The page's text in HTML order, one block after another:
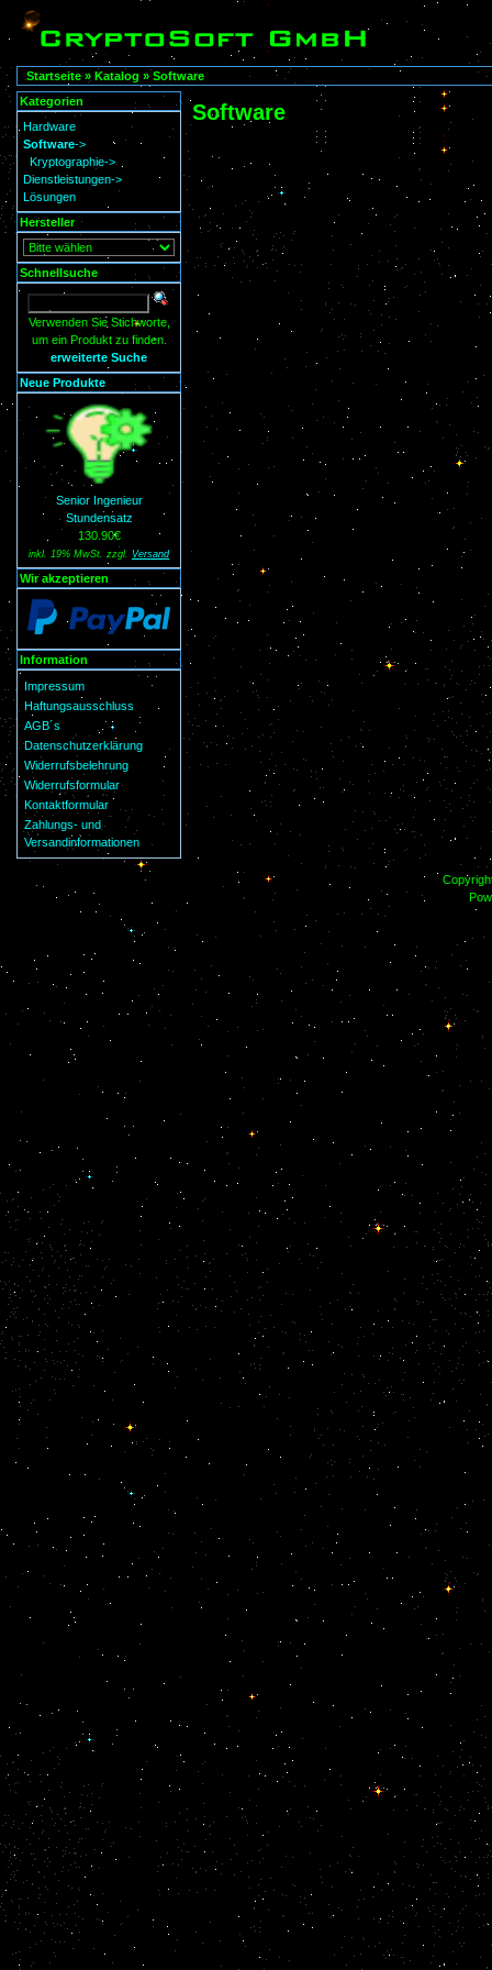
Startseite » Katalog » Software
Software
Kategorien
Hardware
Software->
Kryptographie->
Dienstleistungen->
Lösungen
Hersteller
Schnellsuche
Verwenden Sie Stichworte,
um ein Produkt zu finden.
erweiterte Suche
Neue Produkte
Senior Ingenieur
Stundensatz
130.90€
inkl. 19% MwSt. zzgl. Versand
Wir akzeptieren
Information
Impressum
Haftungsausschluss
AGB´s
Datenschutzerklärung
Widerrufsbelehrung
Widerrufsformular
Kontaktformular
Zahlungs- und
Versandinformationen